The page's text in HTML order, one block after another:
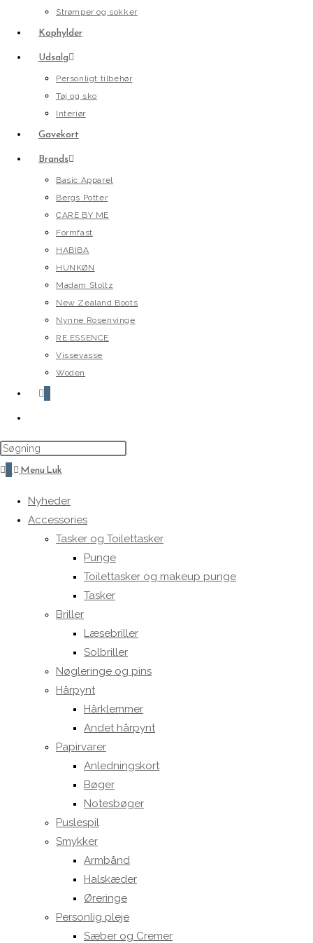
Strømper og sokker
Kophylder
Udsalg
Personligt tilbehør
Tøj og sko
Interiør
Gavekort
Brands
Basic Apparel
Bergs Potter
CARE BY ME
Formfast
HABIBA
HUNKØN
Madam Stoltz
New Zealand Boots
Nynne Rosenvinge
RE.ESSENCE
Vissevasse
Woden
0
website
search
0 MenuLuk
Nyheder
Accessories
Tasker og Toilettasker
Punge
Toilettasker og makeup punge
Tasker
Briller
Læsebriller
Solbriller
Nøgleringe og pins
Hårpynt
Hårklemmer
Andet hårpynt
Papirvarer
Anledningskort
Bøger
Notesbøger
Puslespil
Smykker
Armbånd
Halskæder
Øreringe
Personlig pleje
Sæber og Cremer